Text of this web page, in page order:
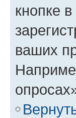
кнопке
ваших